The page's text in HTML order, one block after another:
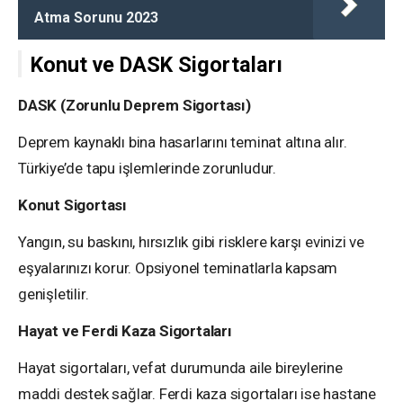
Atma Sorunu 2023
Konut ve DASK Sigortaları
DASK (Zorunlu Deprem Sigortası)
Deprem kaynaklı bina hasarlarını teminat altına alır.
Türkiye’de tapu işlemlerinde zorunludur.
Konut Sigortası
Yangın, su baskını, hırsızlık gibi risklere karşı evinizi ve
eşyalarınızı korur. Opsiyonel teminatlarla kapsam
genişletilir.
Hayat ve Ferdi Kaza Sigortaları
Hayat sigortaları, vefat durumunda aile bireylerine
maddi destek sağlar. Ferdi kaza sigortaları ise hastane